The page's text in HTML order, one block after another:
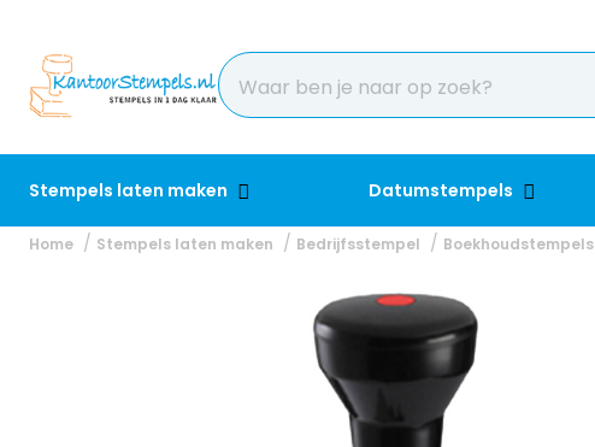
Stempels laten maken Datumstempels
Home Stempels laten maken Bedrijfsstempel Boekhoudstempels